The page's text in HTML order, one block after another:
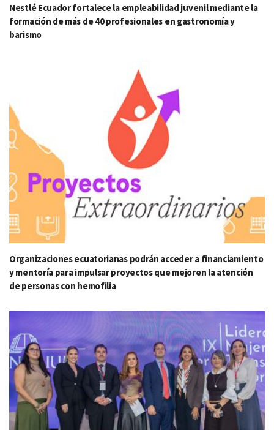
Nestlé Ecuador fortalece la empleabilidad juvenil mediante la
formación de más de 40 profesionales en gastronomía y
barismo
Organizaciones ecuatorianas podrán acceder a financiamiento
y mentoría para impulsar proyectos que mejoren la atención
de personas con hemofilia